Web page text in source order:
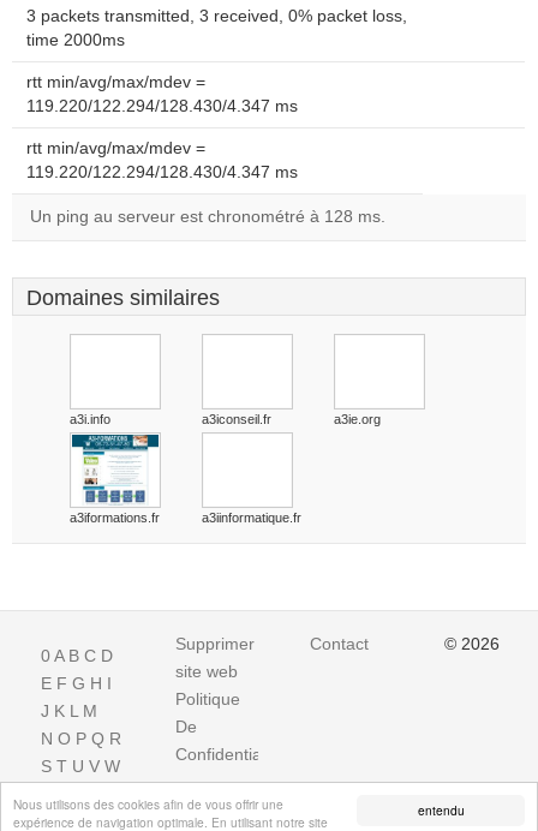
entendu
Nous utilisons des cookies afin de vous offrir une
expérience de navigation optimale. En utilisant notre site
3 packets transmitted, 3 received, 0% packet loss,
time 2000ms
rtt min/avg/max/mdev =
119.220/122.294/128.430/4.347 ms
rtt min/avg/max/mdev =
119.220/122.294/128.430/4.347 ms
Un ping au serveur est chronométré à 128 ms.
Domaines similaires
a3i.info a3iconseil.fr a3ie.org
a3iformations.fr a3iinformatique.fr
0A B C D
E F G H I
J K L M
N O P Q R
S T U V W
Supprimer
site web
Politique
De
Confidentialite
Contact © 2026